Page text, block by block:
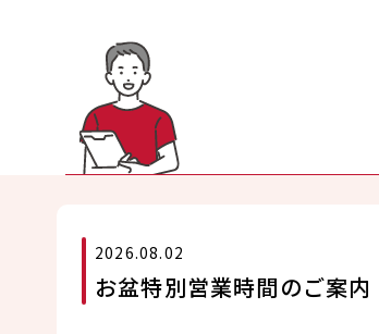
2026.08.02
お盆特別営業時間のご案内